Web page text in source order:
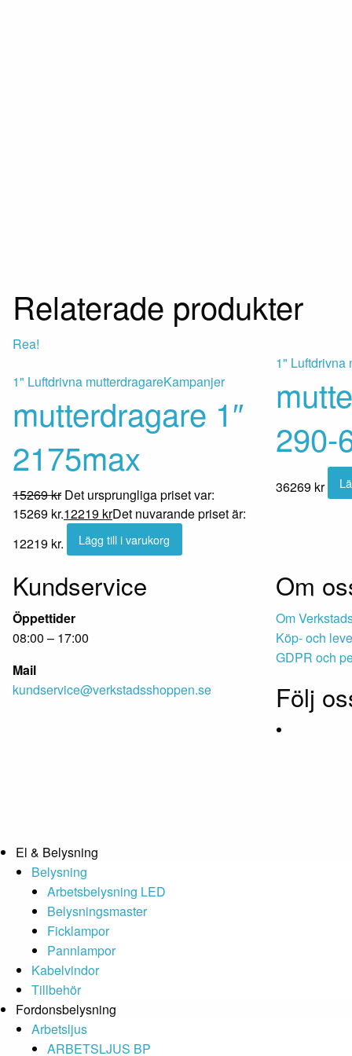
Relaterade produkter
Rea!
1" Luftdrivna mutterdragareKampanjer
mutterdragare 1″
2175max
15269kr Det ursprungliga priset var:
15269 kr.12219 krDet nuvarande priset är:
12219 kr.
Lägg till i varukorg
1" Luftdrivna
290-
36269 kr
Kundservice
Öppettider
08:00 – 17:00
Mail
kundservice@verkstadsshoppen.se
Om
Om
Köp- och
GDPR och
Följ
El & Belysning
Belysning
Arbetsbelysning LED
Belysningsmaster
Ficklampor
Pannlampor
Kabelvindor
Tillbehör
Fordonsbelysning
Arbetsljus
ARBETSLJUS BP